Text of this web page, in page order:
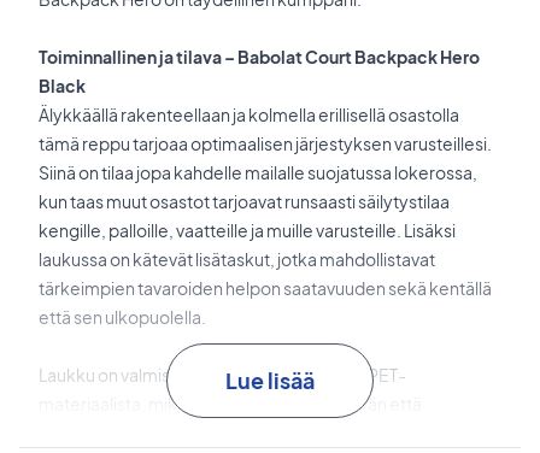
Toiminnallinen ja tilava – Babolat Court Backpack Hero
Black
Älykkäällä rakenteellaan ja kolmella erillisellä osastolla
tämä reppu tarjoaa optimaalisen järjestyksen varusteillesi.
Siinä on tilaa jopa kahdelle mailalle suojatussa lokerossa,
kun taas muut osastot tarjoavat runsaasti säilytystilaa
kengille, palloille, vaatteille ja muille varusteille. Lisäksi
laukussa on kätevät lisätaskut, jotka mahdollistavat
tärkeimpien tavaroiden helpon saatavuuden sekä kentällä
että sen ulkopuolella.
Laukku on valmistettu 100 % kierrätetystä PET-
materiaalista, mikä tekee siitä sekä kestävän että
Lue lisää